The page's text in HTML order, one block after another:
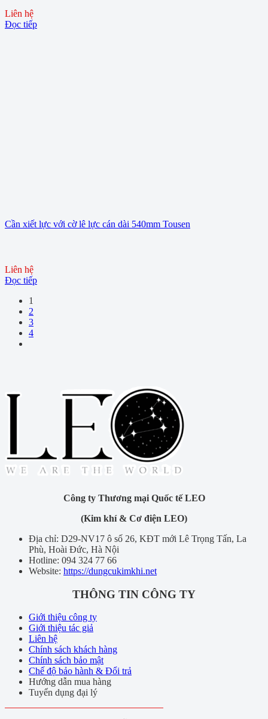
Liên hệ
Đọc tiếp
Cần xiết lực với cờ lê lực cán dài 540mm Tousen
Liên hệ
Đọc tiếp
1
2
3
4
Công ty Thương mại Quốc tế LEO
(Kim khí & Cơ điện LEO)
Địa chỉ: D29-NV17 ô số 26, KĐT mới Lê Trọng Tấn, La
Phù, Hoài Đức, Hà Nội
Hotline: 094 324 77 66
Website: https://dungcukimkhi.net
THÔNG TIN CÔNG TY
Giới thiệu công ty
Giới thiệu tác giả
Liên hệ
Chính sách khách hàng
Chính sách bảo mật
Chế độ bảo hành & Đổi trả
Hướng dẫn mua hàng
Tuyển dụng đại lý